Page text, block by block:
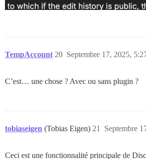
TempAccount Septembre 17, 2025,
20
C’est… une chose ? Avec ou sans plugin ?
tobiaseigen (Tobias Eigen) Septembre
21
Ceci est une fonctionnalité principale de